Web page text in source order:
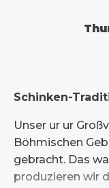
Schinken-
Unser ur ur
Böhmischen
gebracht. Das
produzieren wir